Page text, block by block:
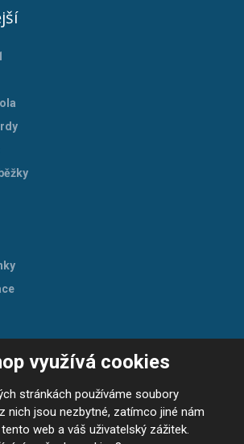
využívá cookies
stránkách používáme soubory
nich jsou nezbytné, zatímco jiné nám
web a váš uživatelský zážitek.
a